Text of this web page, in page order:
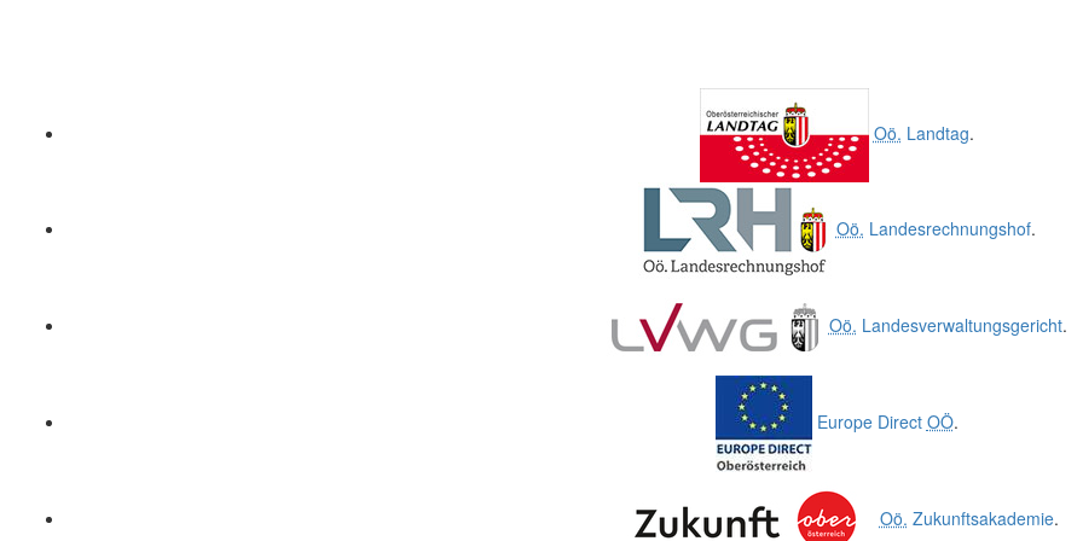
Oö. Landtag.
Oö. Landesrechnungshof.
Oö. Landesverwaltungsgericht.
Europe Direct OÖ.
Oö. Zukunftsakademie.